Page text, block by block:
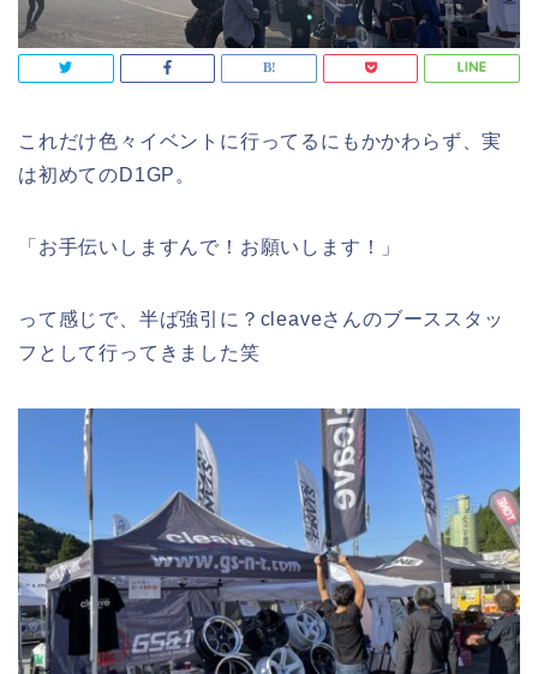
これだけ色々イベントに行ってるにもかかわらず、実
は初めてのD1GP。
「お手伝いしますんで！お願いします！」
って感じで、半ば強引に？cleaveさんのブーススタッ
フとして行ってきました笑